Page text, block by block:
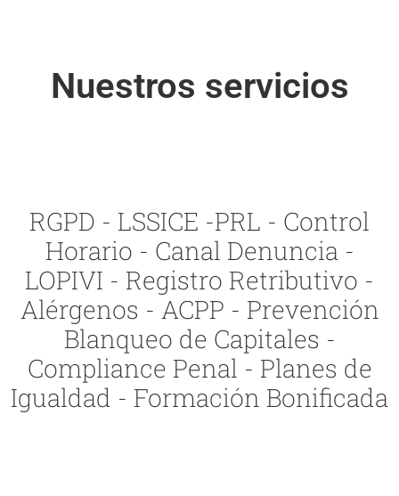
Nuestros servicios
RGPD - LSSICE -PRL - Control
Horario - Canal Denuncia -
LOPIVI - Registro Retributivo -
Alérgenos - ACPP - Prevención
Blanqueo de Capitales -
Compliance Penal - Planes de
Igualdad - Formación Bonificada